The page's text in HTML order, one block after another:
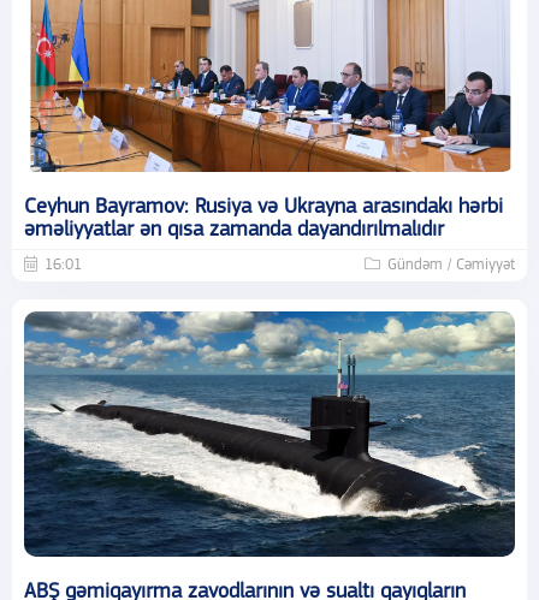
Ceyhun Bayramov: Rusiya və Ukrayna arasındakı hərbi
əməliyyatlar ən qısa zamanda dayandırılmalıdır
16:01 Gündəm / Cəmiyyət
ABŞ gəmiqayırma zavodlarının və sualtı qayıqların